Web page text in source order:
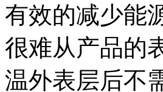
有效的减少能
很难从产品的
温外表层后不